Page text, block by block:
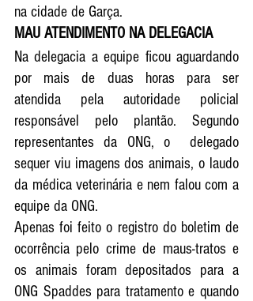
na cidade de Garça.
MAU ATENDIMENTO NA DELEGACIA
Na delegacia a equipe ficou aguardando
por mais de duas horas para ser
atendida pela autoridade policial
responsável pelo plantão. Segundo
representantes da ONG, o  delegado
sequer viu imagens dos animais, o laudo
da médica veterinária e nem falou com a
equipe da ONG.
Apenas foi feito o registro do boletim de
ocorrência pelo crime de maus-tratos e
os animais foram depositados para a
ONG Spaddes para tratamento e quando